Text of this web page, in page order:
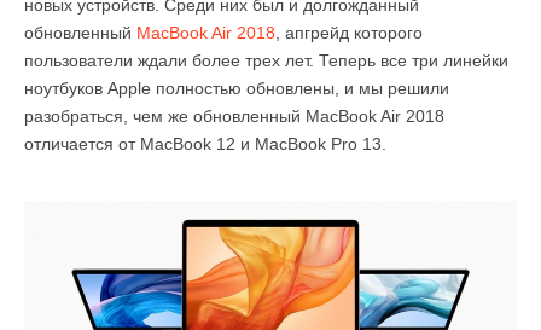
новых устройств. Среди них был и долгожданный
обновленный MacBook Air 2018 , апгрейд которого
пользователи ждали более трех лет. Теперь все три линейки
ноутбуков Apple полностью обновлены, и мы решили
разобраться, чем же обновленный MacBook Air 2018
отличается от MacBook 12 и MacBook Pro 13.